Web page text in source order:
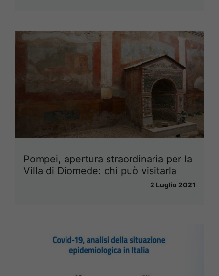
Pompei, apertura straordinaria per la
Villa di Diomede: chi può visitarla
2 Luglio 2021